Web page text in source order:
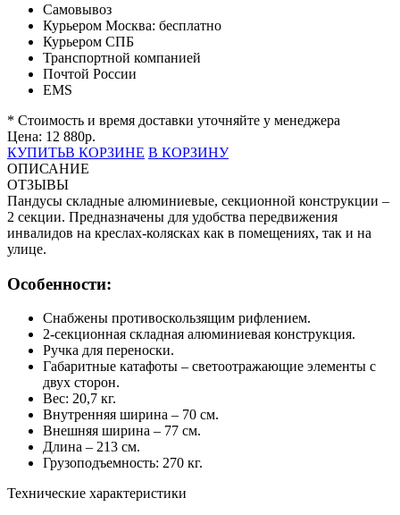
Самовывоз
Курьером Москва: бесплатно
Курьером СПБ
Транспортной компанией
Почтой России
EMS
* Стоимость и время доставки уточняйте у менеджера
Цена: 12 880р.
КУПИТЬВ КОРЗИНЕ В КОРЗИНУ
ОПИСАНИЕ
ОТЗЫВЫ
Пандусы складные алюминиевые, секционной конструкции –
2 секции. Предназначены для удобства передвижения
инвалидов на креслах-колясках как в помещениях, так и на
улице.
Особенности:
Снабжены противоскользящим рифлением.
2-секционная складная алюминиевая конструкция.
Ручка для переноски.
Габаритные катафоты – светоотражающие элементы с
двух сторон.
Вес: 20,7 кг.
Внутренняя ширина – 70 см.
Внешняя ширина – 77 см.
Длина – 213 см.
Грузоподъемность: 270 кг.
Технические характеристики